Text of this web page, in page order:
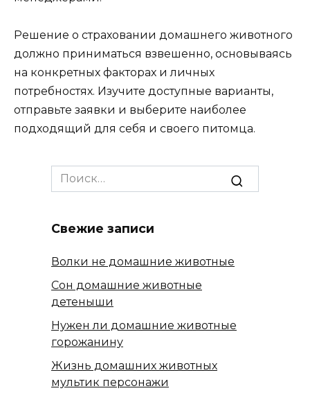
Решение о страховании домашнего животного
должно приниматься взвешенно, основываясь
на конкретных факторах и личных
потребностях. Изучите доступные варианты,
отправьте заявки и выберите наиболее
подходящий для себя и своего питомца.
Search
for:
Свежие записи
Волки не домашние животные
Сон домашние животные
детеныши
Нужен ли домашние животные
горожанину
Жизнь домашних животных
мультик персонажи